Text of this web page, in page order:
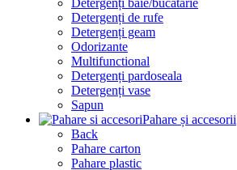
Detergenți baie/bucatarie
Detergenți de rufe
Detergenți geam
Odorizante
Multifunctional
Detergenți pardoseala
Detergenți vase
Sapun
Pahare și accesorii
Back
Pahare carton
Pahare plastic